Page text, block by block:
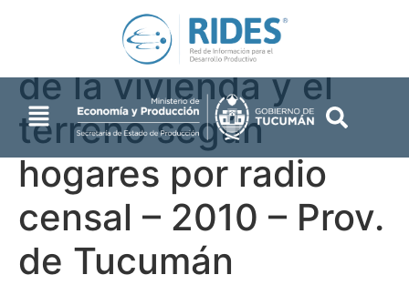
tenencia, propietario
de la vivienda y el
terreno según
hogares por radio
censal – 2010 – Prov.
de Tucumán